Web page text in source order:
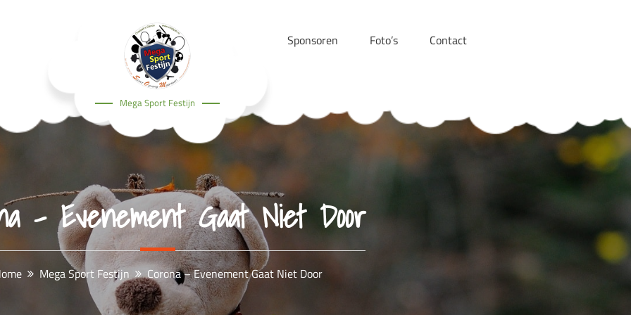
Mega Sport Festijn
Sponsoren Foto’s Contact
– Evenement Gaat Niet Door
Mega Sport Festijn Corona – Evenement Gaat Niet Door